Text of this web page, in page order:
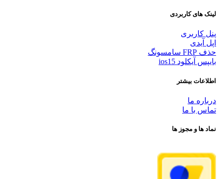
لینک های کاربردی
پنل کاربری
اپل آیدی
حذف FRP سامسونگ
بایپس آیکلود ios15
اطلاعات بیشتر
درباره ما
تماس با ما
نماد ها و مجوز ها